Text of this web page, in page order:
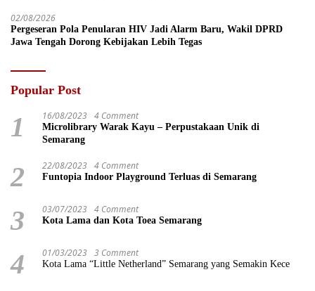
02/08/2026
Pergeseran Pola Penularan HIV Jadi Alarm Baru, Wakil DPRD
Jawa Tengah Dorong Kebijakan Lebih Tegas
Popular Post
1 16/08/2023 4 Comment
Microlibrary Warak Kayu – Perpustakaan Unik di
Semarang
2 22/08/2023 4 Comment
Funtopia Indoor Playground Terluas di Semarang
3 03/07/2023 4 Comment
Kota Lama dan Kota Toea Semarang
4 01/03/2023 3 Comment
Kota Lama “Little Netherland” Semarang yang Semakin Kece